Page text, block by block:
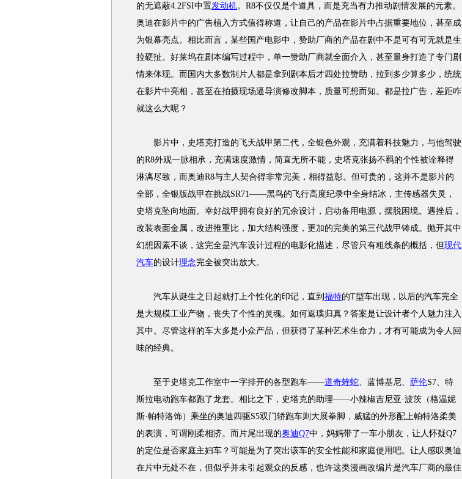
的无遮蔽4.2FSI中置发动机。R8不仅仅是个道具，而是充当有力推动剧情发展的元素。
奥迪在影片中的广告植入方式值得称道，让自己的产品在影片中占据重要地位，甚至成
为银幕亮点。相比而言，某些国产电影中，赞助厂商的产品在剧中不是可有可无就是生
拉硬扯。好莱坞在剧本编写过程中，单一赞助厂商就全面介入，甚至量身打造了专门剧
情来体现。而国内大多数制片人都是拿到剧本后才四处拉赞助，拉到多少算多少，统统
在影片中亮相，甚至在拍摄现场逼导演修改脚本，质量可想而知。都是拉广告，差距咋
就这么大呢？
影片中，史塔克打造的飞天战甲第二代，全银色外观，充满着科技魅力，与他驾驶
的R8外观一脉相承，充满速度激情，简直无所不能，史塔克张扬不羁的个性被诠释得
淋漓尽致，而奥迪R8与主人契合得非常完美，相得益彰。但可贵的，这并不是影片的
全部，全银版战甲在挑战SR71——黑鸟的飞行高度纪录中全身结冰，主传感器失灵，
史塔克坠向地面。幸好战甲拥有良好的冗余设计，启动备用电源，摆脱困境。遇挫后，
改装表面金属，改进推重比，加大结构强度，更加的完美的第三代战甲铸成。抛开其中
幻想因素不谈，这完全是汽车设计过程的电影化描述，尽管只有粗线条的概括，但现代
汽车的设计理念完全被突出放大。
汽车从诞生之日起就打上个性化的印记，直到 福特的T型车出现，以后的汽车完全
是大规模工业产物，丧失了个性的灵魂。如何返璞归真？答案是让设计者个人魅力注入
其中。尽管这样的车大多是小众产品，但获得了某种艺术生命力，才有可能成为令人回
味的经典。
至于史塔克工作室中一字排开的各型跑车——道奇蝰蛇、蓝博基尼、 萨伦S7、特
斯拉电动跑车都跑了龙套。相比之下，史塔克的助理——小辣椒吉尼亚·波茨（格温妮
斯·帕特洛饰）乘坐的奥迪 四驱S5双门轿跑车则大展拳脚，威猛的外形配上帕特洛柔美
的表演，可谓刚柔相济。而片尾出现的奥迪Q7中，妈妈带了一车小朋友，让人怀疑Q7
的定位是否家庭主妇车？可能是为了突出该车的安全性能和家庭使用吧。让人感叹奥迪
在片中无处不在，但似乎并未引起观众的反感，也许这类漫画改编片是汽车厂商的最佳